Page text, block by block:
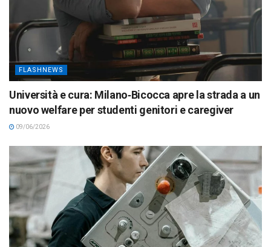
FLASHNEWS
Università e cura: Milano‑Bicocca apre la strada a un
nuovo welfare per studenti genitori e caregiver
09/06/2026